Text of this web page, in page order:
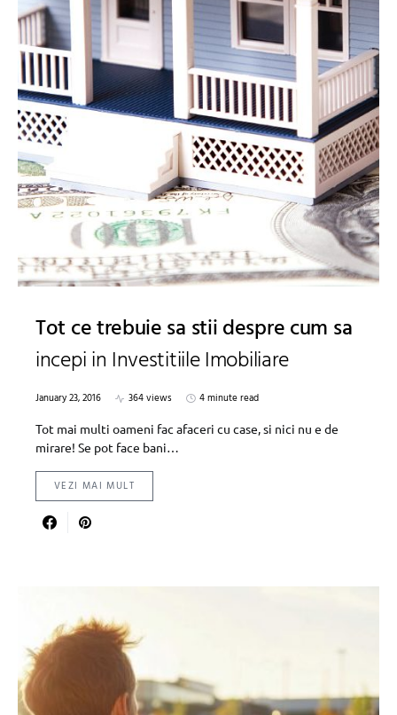
Tot ce trebuie sa stii despre cum sa
incepi in Investitiile Imobiliare
January 23, 2016 364 views
4 minute read
Tot mai multi oameni fac afaceri cu case, si nici nu e de
mirare! Se pot face bani…
VEZI MAI MULT